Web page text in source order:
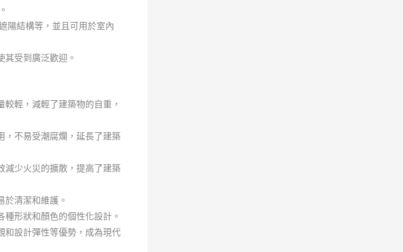
陽結構等，並且可用於室內
受到廣泛歡迎。
輕，減輕了建築物的自重，
，不易受潮腐爛，延長了建築
減少火災的擴散，提高了建築
清潔和維護。
形狀和顏色的個性化設計。
和設計彈性等優勢，成為現代